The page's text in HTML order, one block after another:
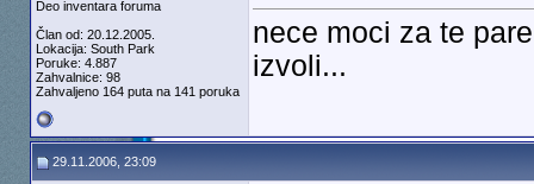
Deo inventara foruma
Član od: 20.12.2005.
Lokacija: South Park
Poruke: 4.887
Zahvalnice: 98
Zahvaljeno 164 puta na 141 poruka
nece moci za te
izvoli...
29.11.2006, 23:09